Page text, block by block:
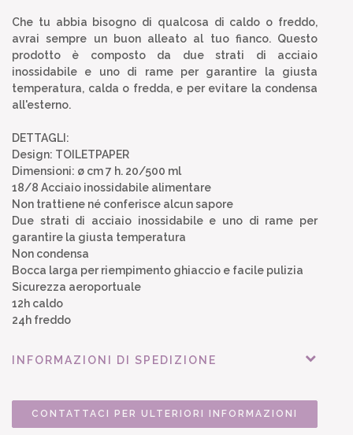
Che tu abbia bisogno di qualcosa di caldo o freddo,
avrai sempre un buon alleato al tuo fianco. Questo
prodotto è composto da due strati di acciaio
inossidabile e uno di rame per garantire la giusta
temperatura, calda o fredda, e per evitare la condensa
all'esterno.
DETTAGLI:
Design: TOILETPAPER
Dimensioni: ø cm 7 h. 20/500 ml
18/8 Acciaio inossidabile alimentare
Non trattiene né conferisce alcun sapore
Due strati di acciaio inossidabile e uno di rame per
garantire la giusta temperatura
Non condensa
Bocca larga per riempimento ghiaccio e facile pulizia
Sicurezza aeroportuale
12h caldo
24h freddo
INFORMAZIONI DI SPEDIZIONE
CONTATTACI PER ULTERIORI INFORMAZIONI